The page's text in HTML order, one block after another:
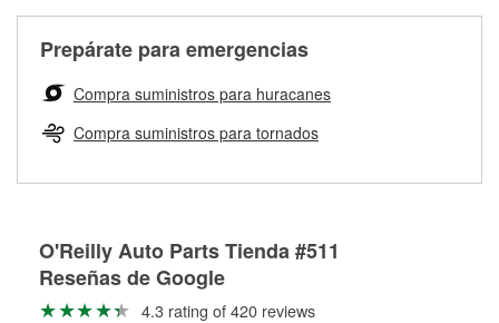
partes de reemplazo correctas para tu reparación.
Rectificación de tambores y discos de freno
Prepárate para emergencias
Compra suministros para huracanes
Compra suministros para tornados
O'Reilly Auto Parts Tienda #511
Reseñas de Google
4.3 rating of 420 reviews